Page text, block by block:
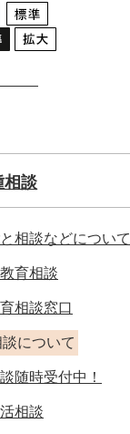
相談
相談などについて
育相談
相談窓口
について
随時受付中！
相談